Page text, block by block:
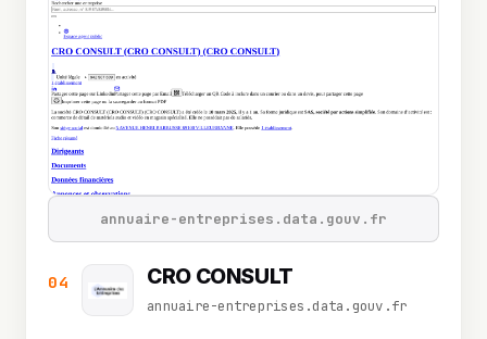
04 CRO CONSULT
annuaire-entreprises.data.gouv.fr
annuaire-entreprises.data.gouv.fr